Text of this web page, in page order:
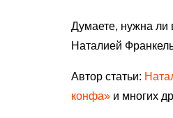
Думаете, нужна ли
Наталией
Автор статьи:
конфа» и многих